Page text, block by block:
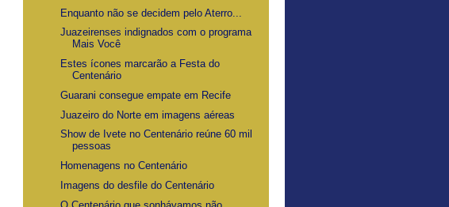
Enquanto não se decidem pelo Aterro...
Juazeirenses indignados com o programa
Mais Você
Estes ícones marcarão a Festa do
Centenário
Guarani consegue empate em Recife
Juazeiro do Norte em imagens aéreas
Show de Ivete no Centenário reúne 60 mil
pessoas
Homenagens no Centenário
Imagens do desfile do Centenário
O Centenário que sonhávamos não